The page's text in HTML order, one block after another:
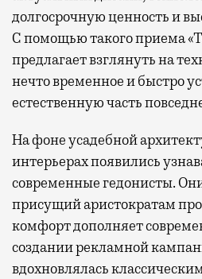
долгосрочную ценность и
С помощью такого приема
предлагает взглянуть на
нечто временное и быстро
естественную часть
На фоне усадебной
интерьерах появились
современные гедонисты.
присущий аристократам
комфорт дополняет
создании рекламной
вдохновлялась